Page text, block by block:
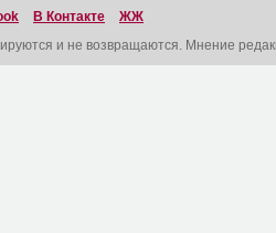
В Контакте
ЖЖ
и не возвращаются. Мнение